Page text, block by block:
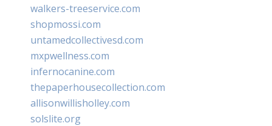
walkers-treeservice.com
shopmossi.com
untamedcollectivesd.com
mxpwellness.com
infernocanine.com
thepaperhousecollection.com
allisonwillisholley.com
solslite.org